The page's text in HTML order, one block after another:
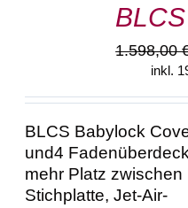
BLCS
1.598,00
inkl.
BLCS Babylock
und4
mehr Platz zwischen
Stichplatte, Jet-Air-